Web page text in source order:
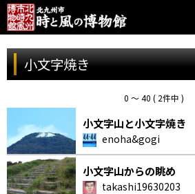
小文字焼き
0 〜 40 ( 2件中 )
小文字山と小文字焼き
enoha&gogi
小文字山からの眺め
takashi19630203